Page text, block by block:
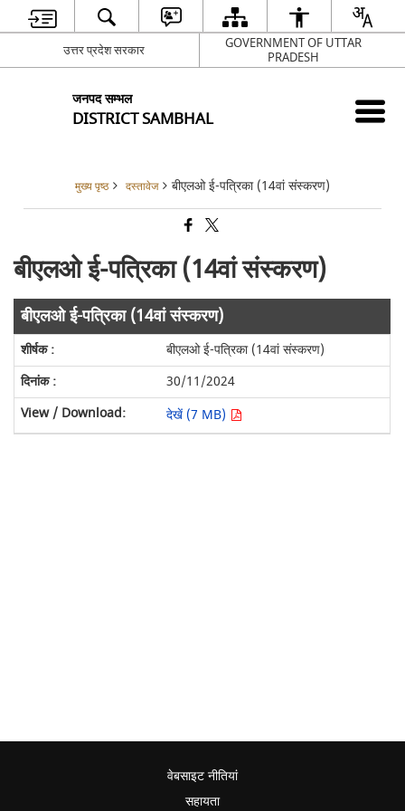
उत्तर प्रदेश सरकार
GOVERNMENT OF UTTAR
PRADESH
जनपद सम्भल
DISTRICT SAMBHAL
मुख्य पृष्ठ दस्तावेज बीएलओ ई-पत्रिका (14वां संस्करण)
बीएलओ ई-पत्रिका (14वां संस्करण)
बीएलओ ई-पत्रिका (14वां संस्करण)
बीएलओ ई-पत्रिका (14वां संस्करण)
30/11/2024
देखें (7 MB)
वेबसाइट नीतियां
सहायता